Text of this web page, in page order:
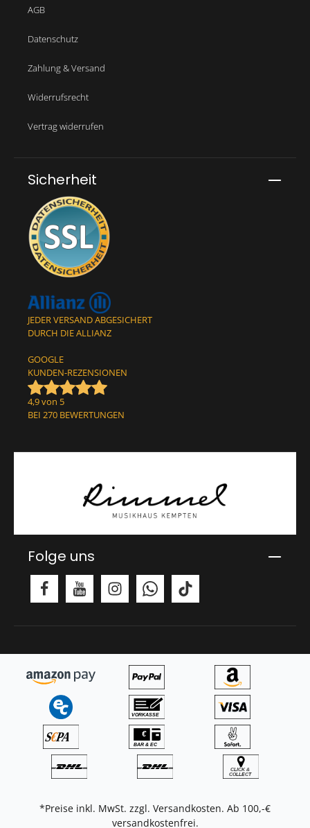
Folge uns
Sicherheit
JEDER VERSAND ABGESICHERT
DURCH DIE ALLIANZ
GOOGLE
KUNDEN-REZENSIONEN
4,9 von 5
BEI 270 BEWERTUNGEN
AGB
Datenschutz
Zahlung & Versand
Widerrufsrecht
Vertrag widerrufen
*Preise inkl. MwSt. zzgl. Versandkosten. Ab 100,-€
versandkostenfrei.